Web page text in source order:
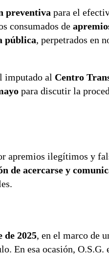
preventiva para el
consumados de
pública, perpetrados en
imputado al Centro
para discutir la
apremios ilegítimos y
de acercarse y
de 2025, en el marco de
En esa ocasión, O.S.G.